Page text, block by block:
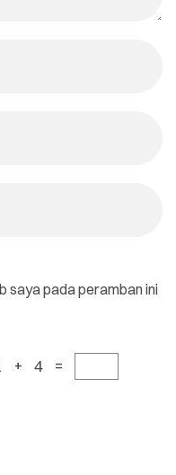
saya pada peramban ini
+ 4 =